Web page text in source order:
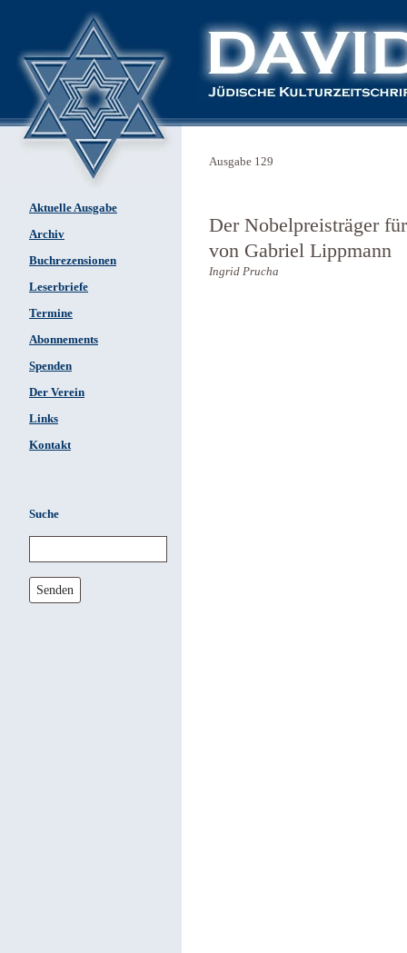
Aktuelle Ausgabe
Archiv
Buchrezensionen
Leserbriefe
Termine
Abonnements
Spenden
Der Verein
Links
Kontakt
Suche
Senden
Ausgabe 129
Der Nobelpreisträger
von Gabriel Lippmann
Ingrid Prucha